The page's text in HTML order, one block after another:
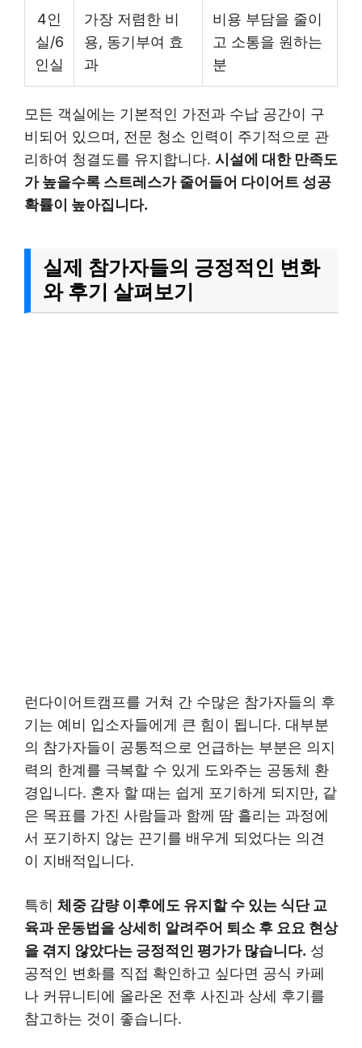
4인
실/6
인실
가장 저렴한 비
용, 동기부여 효
과
비용 부담을 줄이
고 소통을 원하는
분
모든 객실에는 기본적인 가전과 수납 공간이 구
비되어 있으며, 전문 청소 인력이 주기적으로 관
리하여 청결도를 유지합니다. 시설에 대한 만족도
가 높을수록 스트레스가 줄어들어 다이어트 성공
확률이 높아집니다.
실제 참가자들의 긍정적인 변화
와 후기 살펴보기
런다이어트캠프를 거쳐 간 수많은 참가자들의 후
기는 예비 입소자들에게 큰 힘이 됩니다. 대부분
의 참가자들이 공통적으로 언급하는 부분은 의지
력의 한계를 극복할 수 있게 도와주는 공동체 환
경입니다. 혼자 할 때는 쉽게 포기하게 되지만, 같
은 목표를 가진 사람들과 함께 땀 흘리는 과정에
서 포기하지 않는 끈기를 배우게 되었다는 의견
이 지배적입니다.
특히 체중 감량 이후에도 유지할 수 있는 식단 교
육과 운동법을 상세히 알려주어 퇴소 후 요요 현상
을 겪지 않았다는 긍정적인 평가가 많습니다. 성
공적인 변화를 직접 확인하고 싶다면 공식 카페
나 커뮤니티에 올라온 전후 사진과 상세 후기를
참고하는 것이 좋습니다.